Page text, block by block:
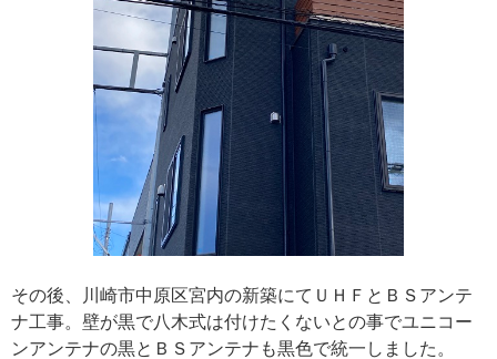
その後、川崎市中原区宮内の新築にてＵＨＦとＢＳアンテ
ナ工事。壁が黒で八木式は付けたくないとの事でユニコー
ンアンテナの黒とＢＳアンテナも黒色で統一しました。